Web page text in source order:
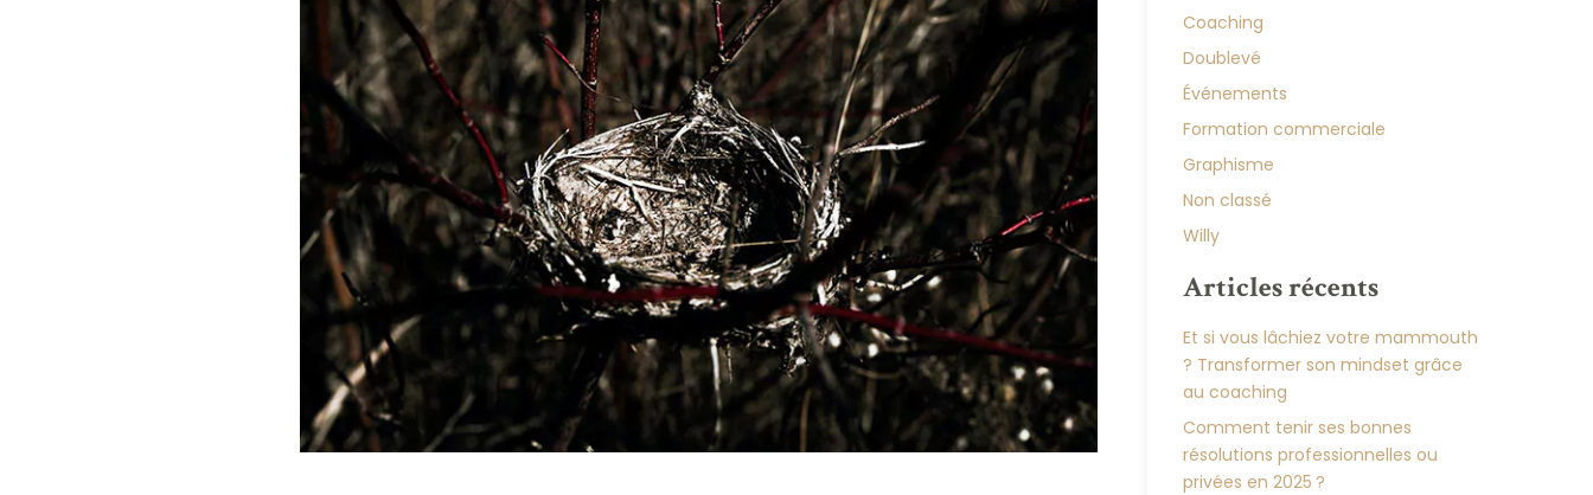
Coaching
Doublevé
Événements
Formation commerciale
Graphisme
Non classé
Willy
Articles récents
Et si vous lâchiez votre mammouth
? Transformer son mindset grâce
au coaching
Comment tenir ses bonnes
résolutions professionnelles ou
privées en 2025 ?